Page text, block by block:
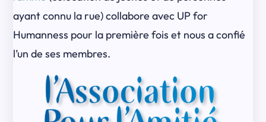
ayant connu la rue) collabore avec UP for
Humanness pour la première fois et nous a confié
l’un de ses membres.